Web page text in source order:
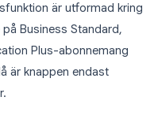
är utformad kring
Business Standard,
Plus-abonnemang
är knappen endast